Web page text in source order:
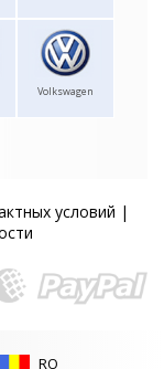
Volkswagen
условий |
RO